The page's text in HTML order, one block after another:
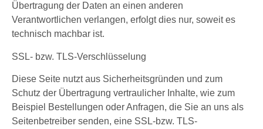
Übertragung der Daten an einen anderen
Verantwortlichen verlangen, erfolgt dies nur, soweit es
technisch machbar ist.
SSL- bzw. TLS-Verschlüsselung
Diese Seite nutzt aus Sicherheitsgründen und zum
Schutz der Übertragung vertraulicher Inhalte, wie zum
Beispiel Bestellungen oder Anfragen, die Sie an uns als
Seitenbetreiber senden, eine SSL-bzw. TLS-